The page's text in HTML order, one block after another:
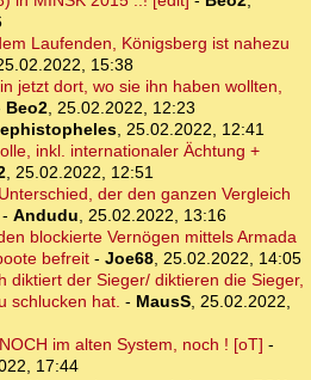
Laufenden, Königsberg ist nahezu
15:38
jetzt dort, wo sie ihn haben wollten,
Beo2, 25.02.2022, 12:23
, 25.02.2022, 12:41
inkl. internationaler Ächtung +
, 25.02.2022, 12:51
der den ganzen Vergleich
- Andudu, 25.02.2022, 13:16
blockierte Vernögen mittels Armada
befreit - Joe68, 25.02.2022, 14:05
diktiert der Sieger/ diktieren die Sieger,
schlucken hat. - MausS, 25.02.2022,
im alten System, noch ! [oT] -
17:44